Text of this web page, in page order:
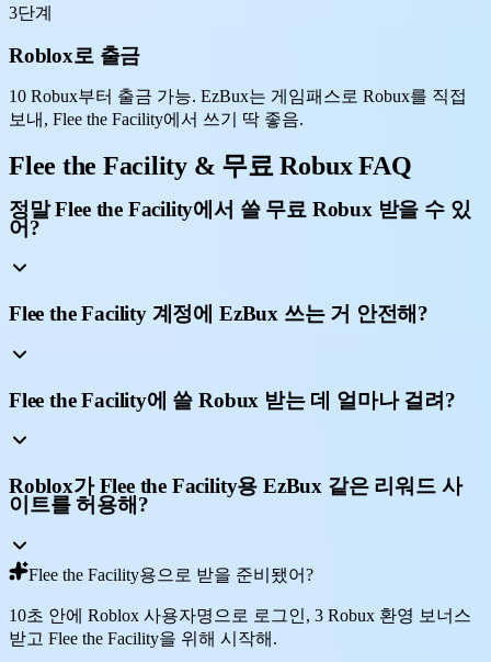
3단계
Roblox로 출금
10 Robux부터 출금 가능. EzBux는 게임패스로 Robux를 직접
보내, Flee the Facility에서 쓰기 딱 좋음.
Flee the Facility & 무료 Robux FAQ
정말 Flee the Facility에서 쓸 무료 Robux 받을 수 있
어?
Flee the Facility 계정에 EzBux 쓰는 거 안전해?
Flee the Facility에 쓸 Robux 받는 데 얼마나 걸려?
Roblox가 Flee the Facility용 EzBux 같은 리워드 사
이트를 허용해?
Flee the Facility용으로 받을 준비됐어?
10초 안에 Roblox 사용자명으로 로그인, 3 Robux 환영 보너스
받고 Flee the Facility을 위해 시작해.